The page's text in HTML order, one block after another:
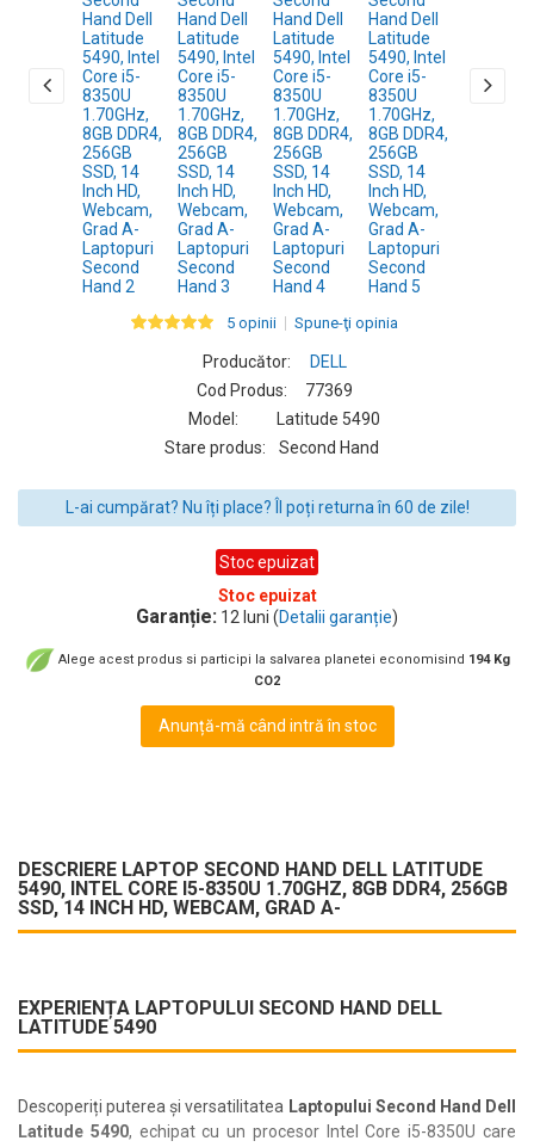
5 opinii Spune-ţi opinia
Producător:
DELL
Cod Produs:
77369
Model:
Latitude 5490
Stare produs:
Second Hand
L-ai cumpărat? Nu îți place? Îl poți returna în 60 de zile!
Stoc epuizat
Stoc epuizat
Garanție: 12 luni (Detalii garanție)
Alege acest produs si participi la salvarea planetei economisind 194 Kg
CO2
Anunță-mă când intră în stoc
DESCRIERE LAPTOP SECOND HAND DELL LATITUDE
5490, INTEL CORE I5-8350U 1.70GHZ, 8GB DDR4, 256GB
SSD, 14 INCH HD, WEBCAM, GRAD A-
EXPERIENȚA LAPTOPULUI SECOND HAND DELL
LATITUDE 5490
Descoperiți puterea și versatilitatea Laptopului Second Hand Dell
Latitude 5490, echipat cu un procesor Intel Core i5-8350U care